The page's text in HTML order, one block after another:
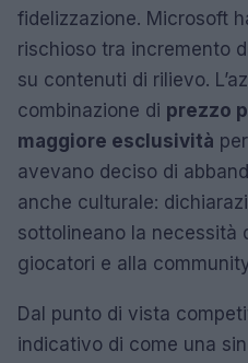
fidelizzazione. Microsoft
rischioso tra incremento
su contenuti di rilievo.
combinazione di prezzo
maggiore esclusività
avevano deciso di
anche culturale:
sottolineano la necessità
giocatori e alla
Dal punto di vista
indicativo di come una